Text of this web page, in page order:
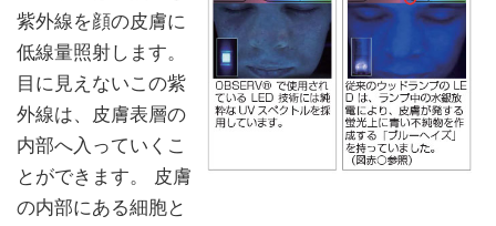
紫外線を顔の皮膚に
低線量照射します。
目に見えないこの紫
外線は、皮膚表層の
内部へ入っていくこ
とができます。 皮膚
の内部にある細胞と